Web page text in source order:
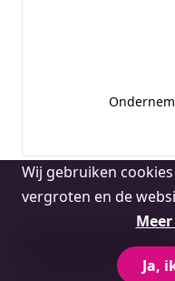
Cookie
melding
Wij gebruiken
vergroten en de
Ja,